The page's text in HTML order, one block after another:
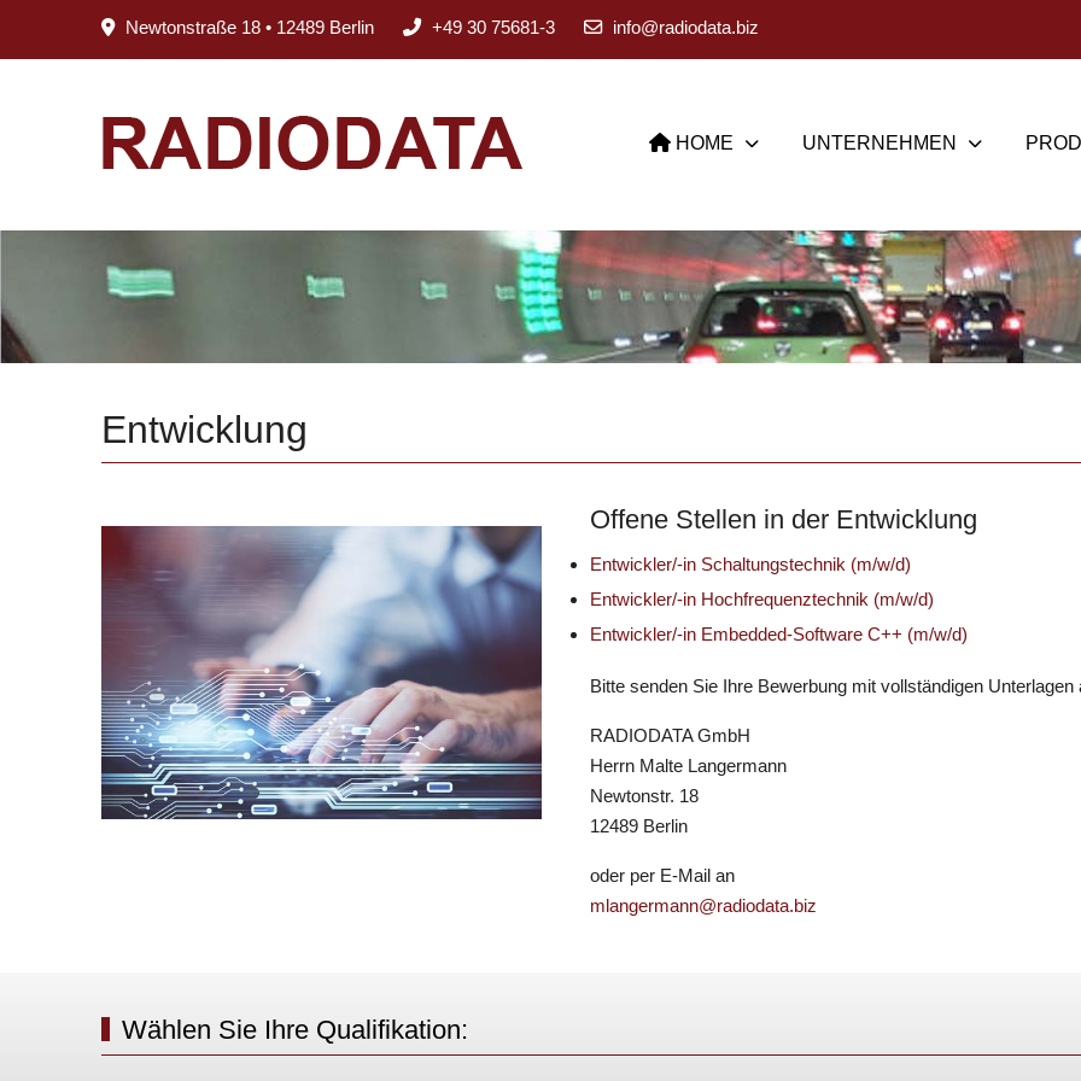
Newtonstraße 18 • 12489 Berlin +49 30 75681-3 info@radiodata.biz
HOME UNTERNEHMEN
Entwicklung
Offene Stellen in der Entwicklung
Entwickler/-in Schaltungstechnik (m/w/d)
Entwickler/-in Hochfrequenztechnik (m/w/d)
Entwickler/-in Embedded-Software C++ (m/w/d)
Bitte senden Sie Ihre Bewerbung mit vollständigen Unterlagen
RADIODATA GmbH
Herrn Malte Langermann
Newtonstr. 18
12489 Berlin
oder per E-Mail an
mlangermann@radiodata.biz
Wählen Sie Ihre Qualifikation: